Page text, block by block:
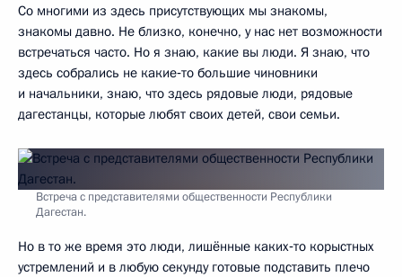
Со многими из здесь присутствующих мы знакомы,
знакомы давно. Не близко, конечно, у нас нет возможности
встречаться часто. Но я знаю, какие вы люди. Я знаю, что
здесь собрались не какие‑то большие чиновники
и начальники, знаю, что здесь рядовые люди, рядовые
дагестанцы, которые любят своих детей, свои семьи.
Встреча с представителями общественности Республики
Дагестан.
Но в то же время это люди, лишённые каких‑то корыстных
устремлений и в любую секунду готовые подставить плечо